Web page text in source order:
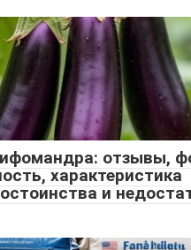
отзывы,
характеристика
и